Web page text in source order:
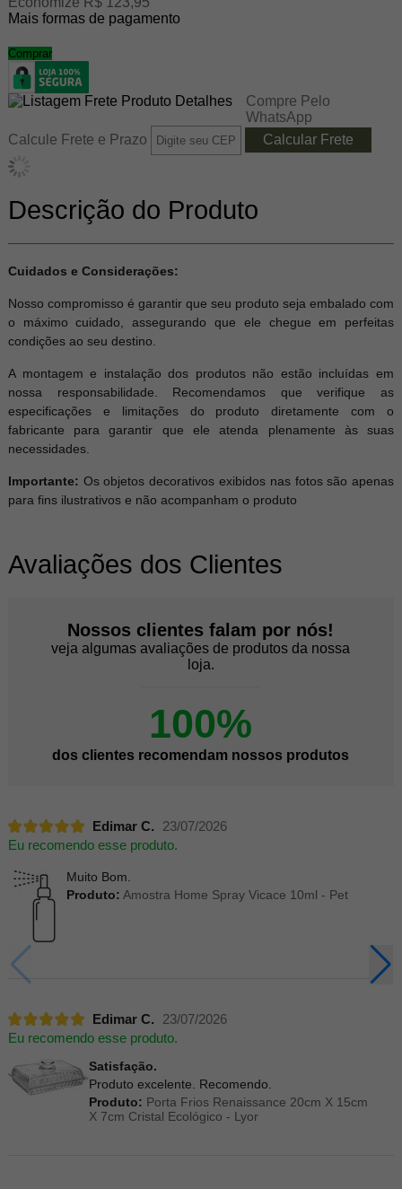
Mais formas de pagamento
Comprar
Compre Pelo
WhatsApp
Calcule Frete e Prazo
Descrição do Produto
Cuidados e Considerações:
Nosso compromisso é garantir que seu produto seja embalado com
o máximo cuidado, assegurando que ele chegue em perfeitas
condições ao seu destino.
A montagem e instalação dos produtos não estão incluídas em
nossa responsabilidade. Recomendamos que verifique as
especificações e limitações do produto diretamente com o
fabricante para garantir que ele atenda plenamente às suas
necessidades.
Importante: Os objetos decorativos exibidos nas fotos são apenas
para fins ilustrativos e não acompanham o produto
Avaliações dos Clientes
Nossos clientes falam por nós!
veja algumas avaliações de produtos da nossa
loja.
100%
dos clientes recomendam nossos produtos
Edimar C.
23/07/2026
Eu recomendo esse produto.
Muito Bom.
Produto: Amostra Home Spray Vicace 10ml - Pet
Edimar C.
23/07/2026
Eu recomendo esse produto.
Satisfação.
Produto excelente. Recomendo.
Produto: Porta Frios Renaissance 20cm X 15cm
X 7cm Cristal Ecológico - Lyor